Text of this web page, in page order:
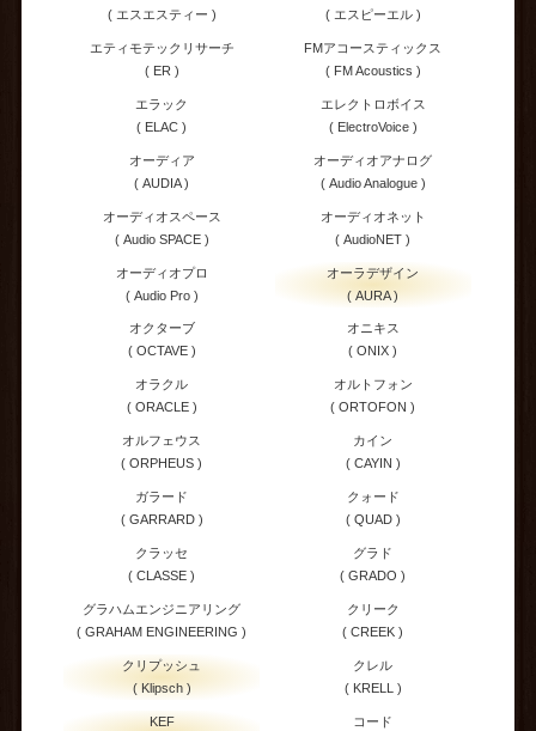
( エスエスティー )
( エスピーエル )
エティモテックリサーチ
( ER )
FMアコースティックス
( FM Acoustics )
エラック
( ELAC )
エレクトロボイス
( ElectroVoice )
オーディア
( AUDIA )
オーディオアナログ
( Audio Analogue )
オーディオスペース
( Audio SPACE )
オーディオネット
( AudioNET )
オーディオプロ
( Audio Pro )
オーラデザイン
( AURA )
オクターブ
( OCTAVE )
オニキス
( ONIX )
オラクル
( ORACLE )
オルトフォン
( ORTOFON )
オルフェウス
( ORPHEUS )
カイン
( CAYIN )
ガラード
( GARRARD )
クォード
( QUAD )
クラッセ
( CLASSE )
グラド
( GRADO )
グラハムエンジニアリング
( GRAHAM ENGINEERING )
クリーク
( CREEK )
クリプッシュ
( Klipsch )
クレル
( KRELL )
KEF
コード